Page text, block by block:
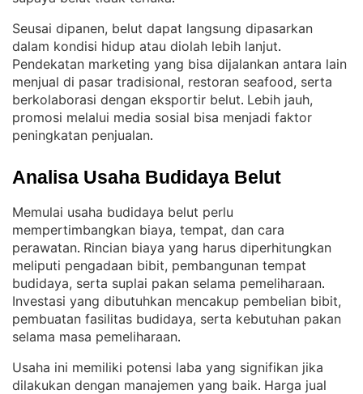
Seusai dipanen, belut dapat langsung dipasarkan
dalam kondisi hidup atau diolah lebih lanjut
Pendekatan marketing yang bisa dijalankan antara lain
menjual di pasar tradisional, restoran seafood, serta
berkolaborasi dengan eksportir belut. Lebih jauh,
promosi melalui media sosial bisa menjadi faktor
peningkatan penjualan.
Analisa Usaha Budidaya Belut
Memulai usaha budidaya belut perlu
mempertimbangkan biaya, tempat, dan cara
perawatan. Rincian biaya yang harus diperhitungkan
meliputi pengadaan bibit, pembangunan tempat
budidaya, serta suplai pakan selama pemeliharaan
Investasi yang dibutuhkan mencakup pembelian bibit,
pembuatan fasilitas budidaya, serta kebutuhan pakan
selama masa pemeliharaan.
Usaha ini memiliki potensi laba yang signifikan jika
dilakukan dengan manajemen yang baik. Harga jual